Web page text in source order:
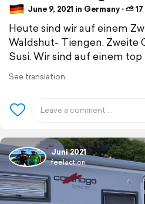
June 9, 2021 in Germany ⋅ ⛅ 17
Heute sind wir auf einem
Waldshut- Tiengen. Zweite
Susi. Wir sind auf einem
See translation
Juni 2021
feelaction